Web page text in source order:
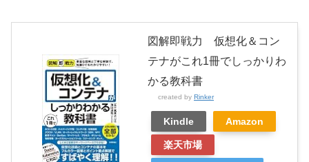
図解即戦力 仮想化＆コン
テナがこれ1冊でしっかりわ
かる教科書
created by Rinker
Kindle Amazon
楽天市場